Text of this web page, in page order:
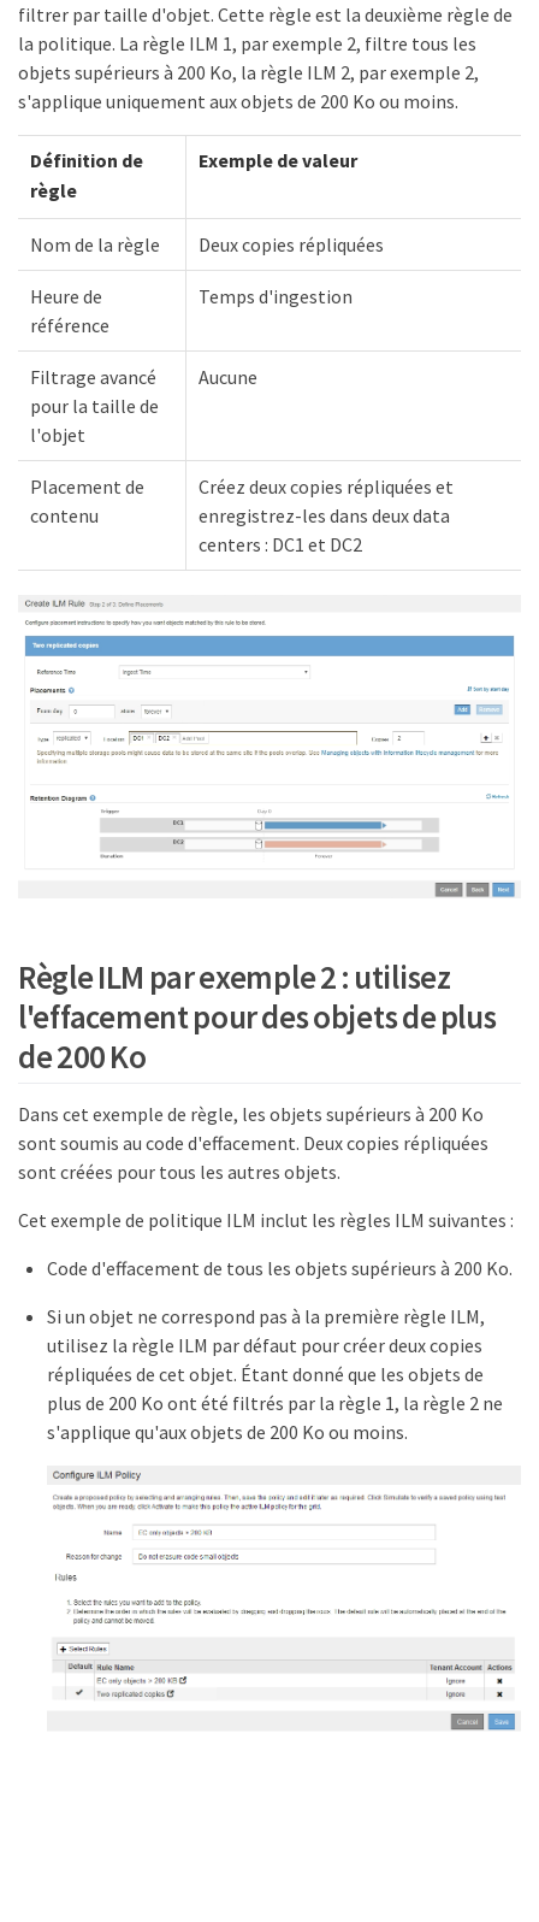
filtrer par taille d'objet. Cette règle est la deuxième règle de
la politique. La règle ILM 1, par exemple 2, filtre tous les
objets supérieurs à 200 Ko, la règle ILM 2, par exemple 2,
s'applique uniquement aux objets de 200 Ko ou moins.
Définition de
règle
Exemple de valeur
Nom de la règle Deux copies répliquées
Heure de
référence
Temps d'ingestion
Filtrage avancé
pour la taille de
l'objet
Aucune
Placement de
contenu
Créez deux copies répliquées et
enregistrez-les dans deux data
centers : DC1 et DC2
Règle ILM par exemple 2 : utilisez
l'effacement pour des objets de plus
de 200 Ko
Dans cet exemple de règle, les objets supérieurs à 200 Ko
sont soumis au code d'effacement. Deux copies répliquées
sont créées pour tous les autres objets.
Cet exemple de politique ILM inclut les règles ILM suivantes :
Code d'effacement de tous les objets supérieurs à 200 Ko.
Si un objet ne correspond pas à la première règle ILM,
utilisez la règle ILM par défaut pour créer deux copies
répliquées de cet objet. Étant donné que les objets de
plus de 200 Ko ont été filtrés par la règle 1, la règle 2 ne
s'applique qu'aux objets de 200 Ko ou moins.